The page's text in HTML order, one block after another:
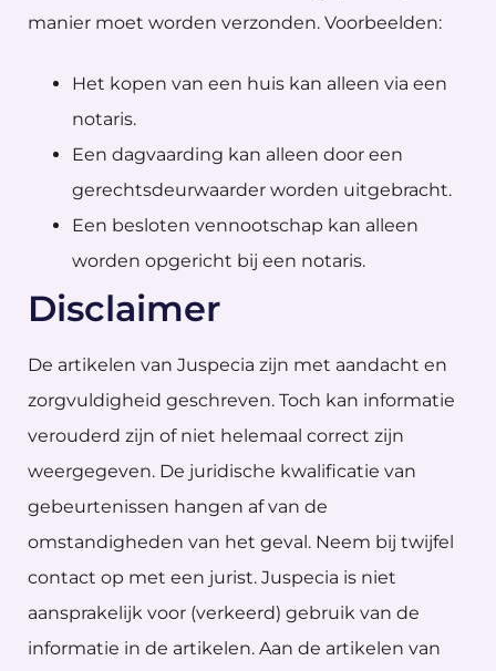
manier moet worden verzonden. Voorbeelden:
Het kopen van een huis kan alleen via een
notaris.
Een dagvaarding kan alleen door een
gerechtsdeurwaarder worden uitgebracht.
Een besloten vennootschap kan alleen
worden opgericht bij een notaris.
Disclaimer
De artikelen van Juspecia zijn met aandacht en
zorgvuldigheid geschreven. Toch kan informatie
verouderd zijn of niet helemaal correct zijn
weergegeven. De juridische kwalificatie van
gebeurtenissen hangen af van de
omstandigheden van het geval. Neem bij twijfel
contact op met een jurist. Juspecia is niet
aansprakelijk voor (verkeerd) gebruik van de
informatie in de artikelen. Aan de artikelen van